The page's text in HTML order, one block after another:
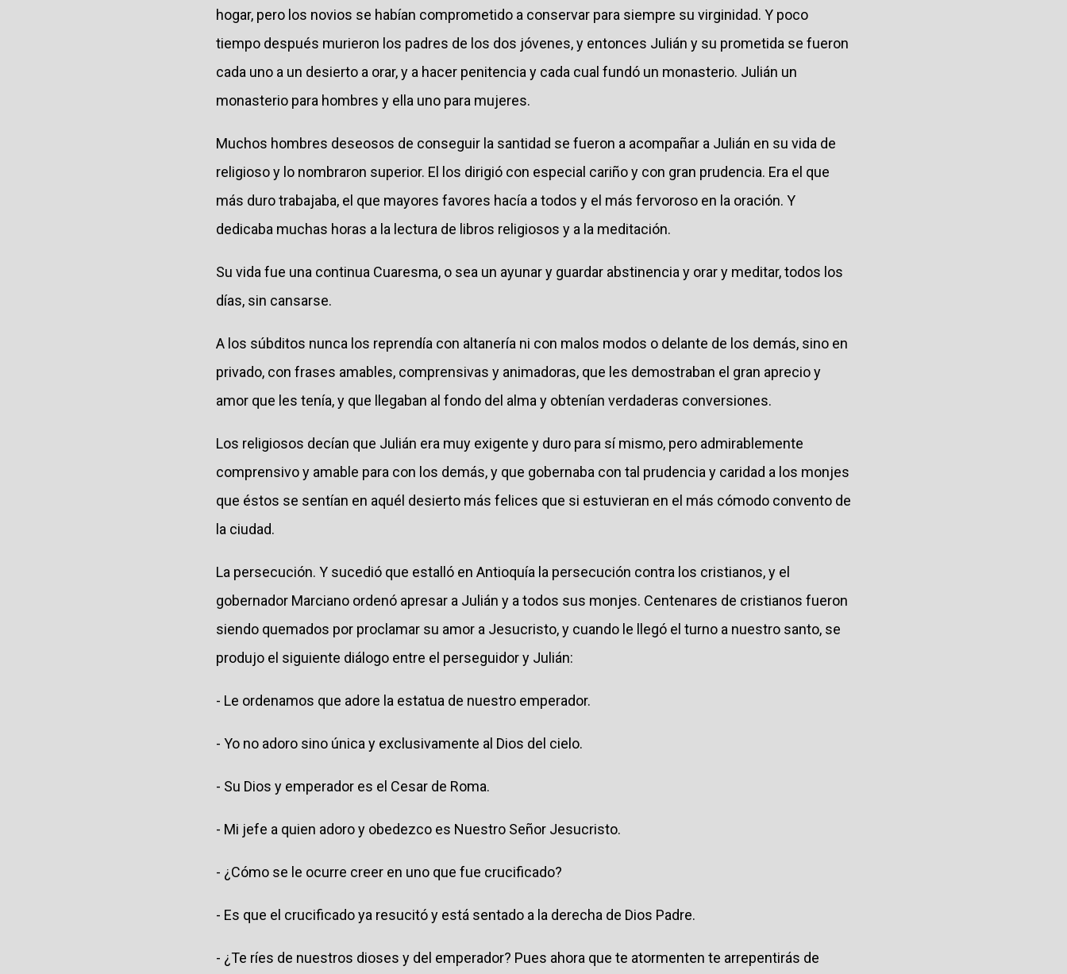
hogar, pero los novios se habían comprometido a conservar para siempre su virginidad. Y poco
tiempo después murieron los padres de los dos jóvenes, y entonces Julián y su prometida se fueron
cada uno a un desierto a orar, y a hacer penitencia y cada cual fundó un monasterio. Julián un
monasterio para hombres y ella uno para mujeres.
Muchos hombres deseosos de conseguir la santidad se fueron a acompañar a Julián en su vida de
religioso y lo nombraron superior. El los dirigió con especial cariño y con gran prudencia. Era el que
más duro trabajaba, el que mayores favores hacía a todos y el más fervoroso en la oración. Y
dedicaba muchas horas a la lectura de libros religiosos y a la meditación.
Su vida fue una continua Cuaresma, o sea un ayunar y guardar abstinencia y orar y meditar, todos los
días, sin cansarse.
A los súbditos nunca los reprendía con altanería ni con malos modos o delante de los demás, sino en
privado, con frases amables, comprensivas y animadoras, que les demostraban el gran aprecio y
amor que les tenía, y que llegaban al fondo del alma y obtenían verdaderas conversiones.
Los religiosos decían que Julián era muy exigente y duro para sí mismo, pero admirablemente
comprensivo y amable para con los demás, y que gobernaba con tal prudencia y caridad a los monjes
que éstos se sentían en aquél desierto más felices que si estuvieran en el más cómodo convento de
la ciudad.
La persecución. Y sucedió que estalló en Antioquía la persecución contra los cristianos, y el
gobernador Marciano ordenó apresar a Julián y a todos sus monjes. Centenares de cristianos fueron
siendo quemados por proclamar su amor a Jesucristo, y cuando le llegó el turno a nuestro santo, se
produjo el siguiente diálogo entre el perseguidor y Julián:
- Le ordenamos que adore la estatua de nuestro emperador.
- Yo no adoro sino única y exclusivamente al Dios del cielo.
- Su Dios y emperador es el Cesar de Roma.
- Mi jefe a quien adoro y obedezco es Nuestro Señor Jesucristo.
- ¿Cómo se le ocurre creer en uno que fue crucificado?
- Es que el crucificado ya resucitó y está sentado a la derecha de Dios Padre.
- ¿Te ríes de nuestros dioses y del emperador? Pues ahora que te atormenten te arrepentirás de